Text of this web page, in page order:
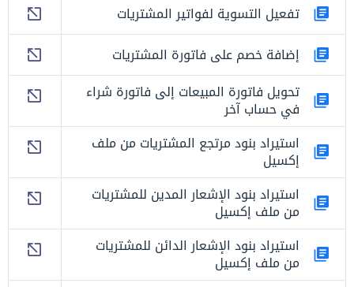
تفعيل التسوية لفواتير المشتريات
إضافة خصم على فاتورة المشتريات
تحويل فاتورة المبيعات إلى فاتورة شراء
في حساب آخر
استيراد بنود مرتجع المشتريات من ملف
إكسيل
استيراد بنود الإشعار المدين للمشتريات
من ملف إكسيل
استيراد بنود الإشعار الدائن للمشتريات
من ملف إكسيل